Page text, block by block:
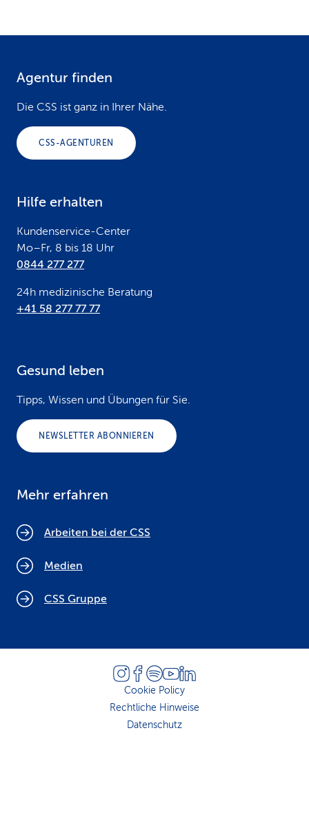
Agentur finden
Die CSS ist ganz in Ihrer Nähe.
CSS-AGENTUREN
Hilfe erhalten
Kundenservice-Center
Mo–Fr, 8 bis 18 Uhr
0844 277 277
24h medizinische Beratung
+41 58 277 77 77
Gesund leben
Tipps, Wissen und Übungen für Sie.
NEWSLETTER ABONNIEREN
Mehr erfahren
Arbeiten bei der CSS
Medien
CSS Gruppe
Cookie Policy
Rechtliche Hinweise
Datenschutz